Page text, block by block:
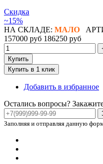
Скидка
~15%
НА СКЛАДЕ: МАЛО
157000 руб 186250 руб
Купить
Купить в 1 клик
Добавить в избранное
Остались вопросы?
Заполняя и отправляя данную